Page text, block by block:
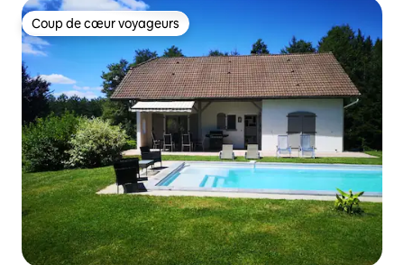
Coup de cœur voyageurs
Coup de cœur voyageurs